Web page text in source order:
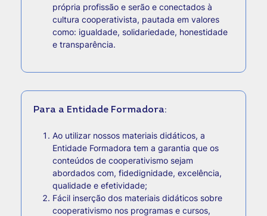
própria profissão e serão e conectados à
cultura cooperativista, pautada em valores
como: igualdade, solidariedade, honestidade
e transparência.
Para a Entidade Formadora:
Ao utilizar nossos materiais didáticos, a
Entidade Formadora tem a garantia que os
conteúdos de cooperativismo sejam
abordados com, fidedignidade, excelência,
qualidade e efetividade;
Fácil inserção dos materiais didáticos sobre
cooperativismo nos programas e cursos,